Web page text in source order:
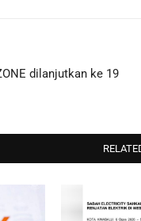
dilanjutkan ke 19